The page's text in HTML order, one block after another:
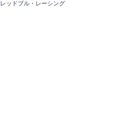
レッドブル・レーシング